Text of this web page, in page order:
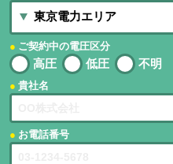
ご契約中の電圧区分
高圧 低圧 不明
貴社名
お電話番号